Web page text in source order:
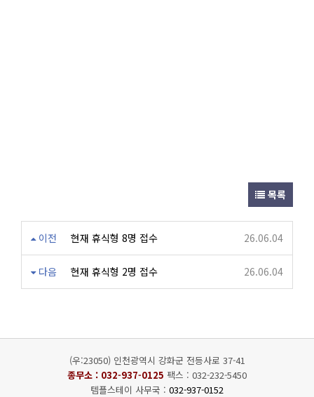
목록
이전 현재 휴식형 8명 접수 26.06.04
다음 현재 휴식형 2명 접수 26.06.04
(우:23050) 인천광역시 강화군 전등사로 37-41
종무소 : 032-937-0125 팩스 : 032-232-5450
템플스테이 사무국 : 032-937-0152